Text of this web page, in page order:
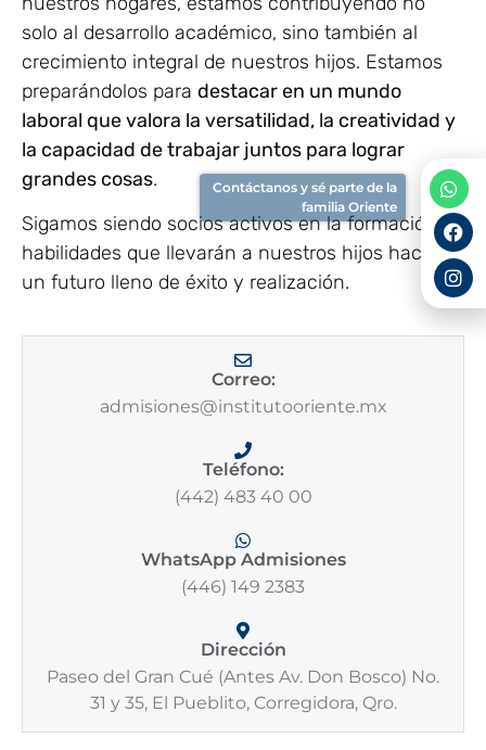
solo al desarrollo académico, sino también al
crecimiento integral de nuestros hijos. Estamos
preparándolos para destacar en un mundo
laboral que valora la versatilidad, la creatividad y
la capacidad de trabajar juntos para lograr
grandes cosas.
Sigamos siendo socios activos en la formación de
habilidades que llevarán a nuestros hijos hacia
un futuro lleno de éxito y realización.
Correo:
admisiones@institutooriente.mx
Teléfono:
(442) 483 40 00
WhatsApp Admisiones
(446) 149 2383
Dirección
Paseo del Gran Cué (Antes Av. Don Bosco) No.
31 y 35, El Pueblito, Corregidora, Qro.
Contáctanos y sé parte de la
familia Oriente